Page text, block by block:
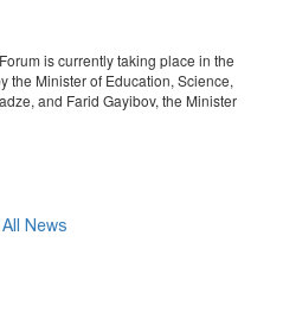
is currently taking place in the
the Minister of Education, Science,
and Farid Gayibov, the Minister
News